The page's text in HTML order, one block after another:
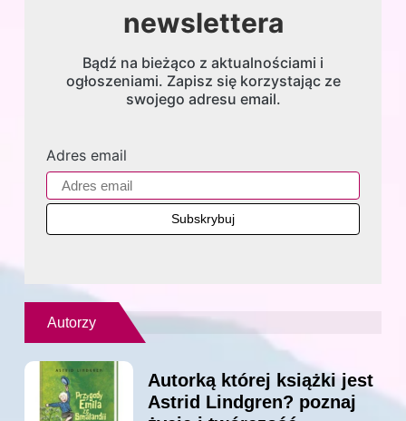
newslettera
Bądź na bieżąco z aktualnościami i
ogłoszeniami. Zapisz się korzystając ze
swojego adresu email.
Adres email
Autorzy
Autorką której książki jest
Astrid Lindgren? poznaj